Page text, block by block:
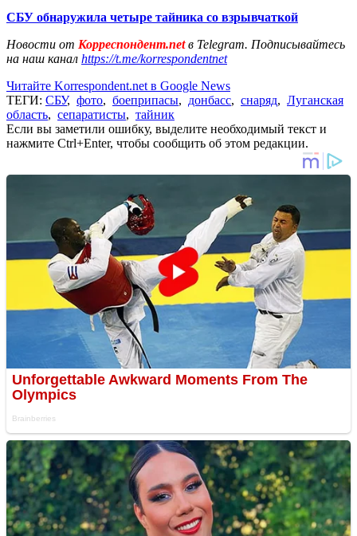
СБУ обнаружила четыре тайника со взрывчаткой
Новости от Корреспондент.netв Telegram. Подписывайтесь
на наш канал https://t.me/korrespondentnet
Читайте Korrespondent.net в Google News
ТЕГИ: СБУ, фото, боеприпасы, донбасс, снаряд, Луганская
область, сепаратисты, тайник
Если вы заметили ошибку, выделите необходимый текст и
нажмите Ctrl+Enter, чтобы сообщить об этом редакции.